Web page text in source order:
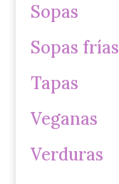
Sopas
Sopas frías
Tapas
Veganas
Verduras